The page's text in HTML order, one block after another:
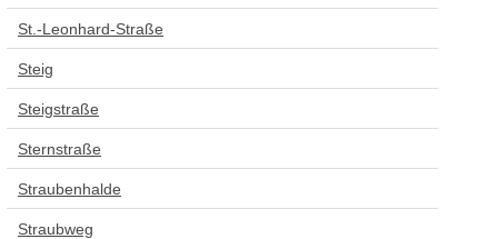
St.-Leonhard-Straße
Steig
Steigstraße
Sternstraße
Straubenhalde
Straubweg